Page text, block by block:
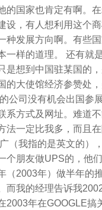
的国家也肯定有啊。
设，有人想利用这个
种发展方向啊。有些
样的道理。 还有就
是想到中国驻某国的
的大使馆经济参赞处
公司没有机会出国参
系方式及网址。难道
法一定比我多，而且
（我指的是英文的）
朋友做UPS的，他
（2003年）做半年的
而我的经理告诉我
2003年在GOOGLE搞